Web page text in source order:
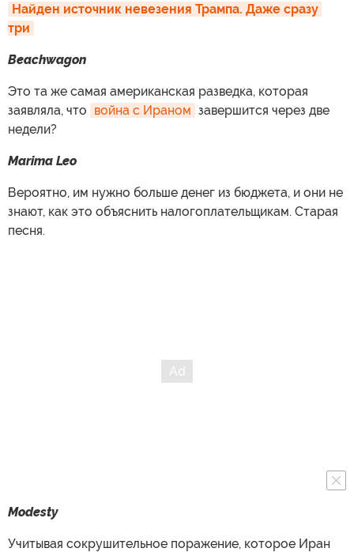
Найден источник невезения Трампа. Даже сразу
три
Beachwagon
Это та же самая американская разведка, которая
заявляла, что война с Ираном завершится через две
недели?
Marima Leo
Вероятно, им нужно больше денег из бюджета, и они не
знают, как это объяснить налогоплательщикам. Старая
песня.
Modesty
Учитывая сокрушительное поражение, которое Иран